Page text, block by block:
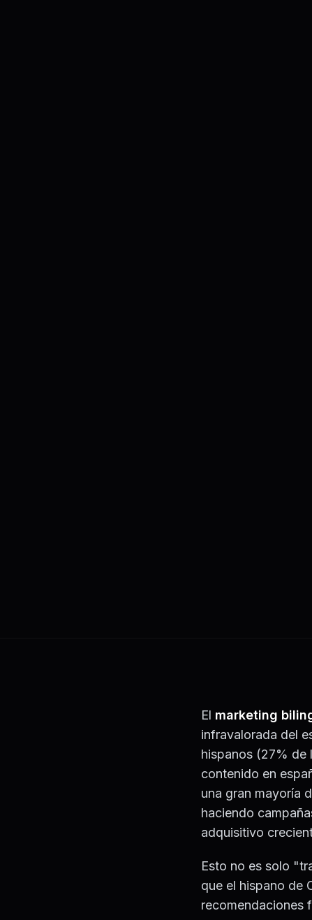
El marketing
infravalorada del
hispanos (27% de
contenido en
una gran mayoría
haciendo
adquisitivo
Esto no es solo
que el hispano de
recomendaciones